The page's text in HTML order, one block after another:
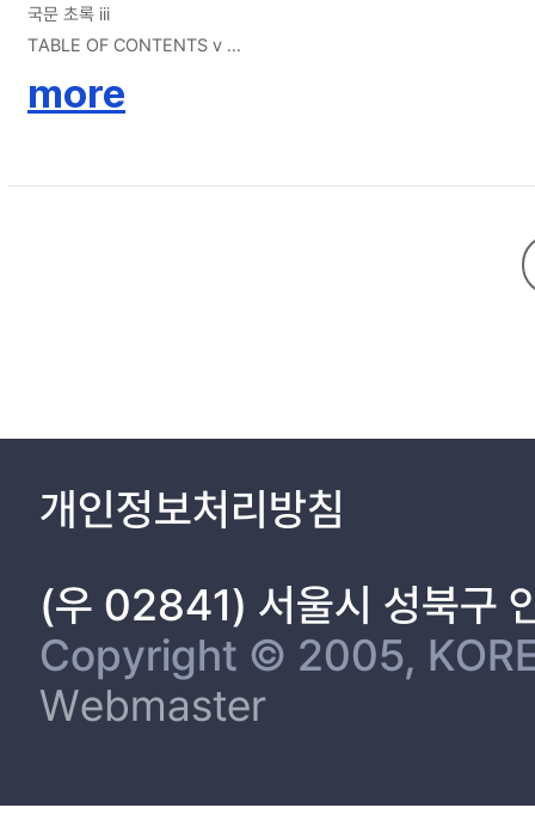
국문 초록 iii
TABLE OF CONTENTS v
LIST OF FIGURES viii
4.1 Method 45
4.1.3 Experimental Procedure 48
4.1.4 Analysis 51
4.2 Experimental Results 53
4.2.1 BPN Satisfaction 53
4.2.2 Impact on Motivation 54
more
개인정보처리방침
(우 02841) 서울시 성북구
Copyright © 2005,
Webmaster